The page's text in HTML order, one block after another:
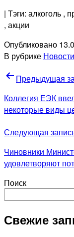
| Тэги: алкоголь ,
, акции
Опубликовано
В рубрике Новости
Навигация
по
записям
Предыдущая
Коллегия ЕЭК
некоторые виды
Следующая
Чиновники
удовлетворяют
Поиск
Свежие